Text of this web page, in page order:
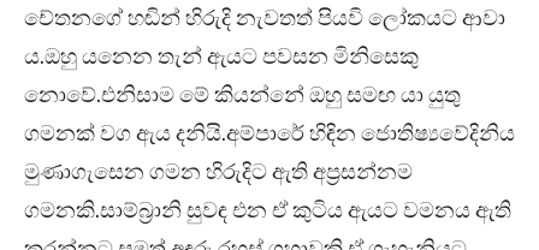
චේතනගේ හඬින් හිරුදි නැවතත් පියවි ලෝකයට ආවා
ය.ඔහු යනෙන තැන් ඇයට පවසන මිනිසෙකු
නොවේ.එනිසාම මේ කියන්නේ ඔහු සමඟ යා යුතු
ගමනක් වග ඇය දනියි.අම්පාරේ හිඳින ජොතිෂ්‍යවේදිනිය
මුණාගැසෙන ගමන හිරුදිට ඇති අප්‍රසන්නම
ගමනකි.සාම්බ්‍රානි සුවඳ එන ඒ කුටිය ඇයට වමනය ඇති